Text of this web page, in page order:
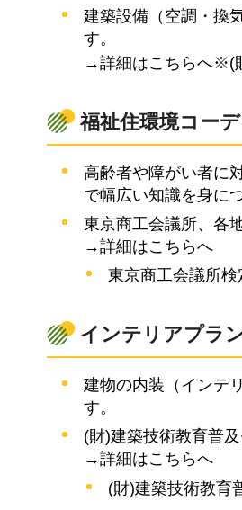
建築設備（空調・換
す。
→詳細はこちらへ※(
福祉住環境コー
高齢者や障がい者に
で幅広い知識を身に
東京商工会議所、各
→詳細はこちらへ
東京商工会議所検
インテリアプラ
建物の内装（インテ
す。
(財)建築技術教育普
→詳細はこちらへ
(財)建築技術教育